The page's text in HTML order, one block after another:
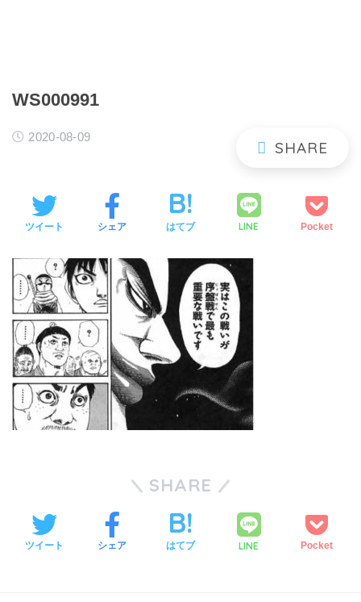
WS000991
2020-08-09
ツイート シェア はてブ LINE Pocket
SHARE
ツイート シェア はてブ LINE Pocket